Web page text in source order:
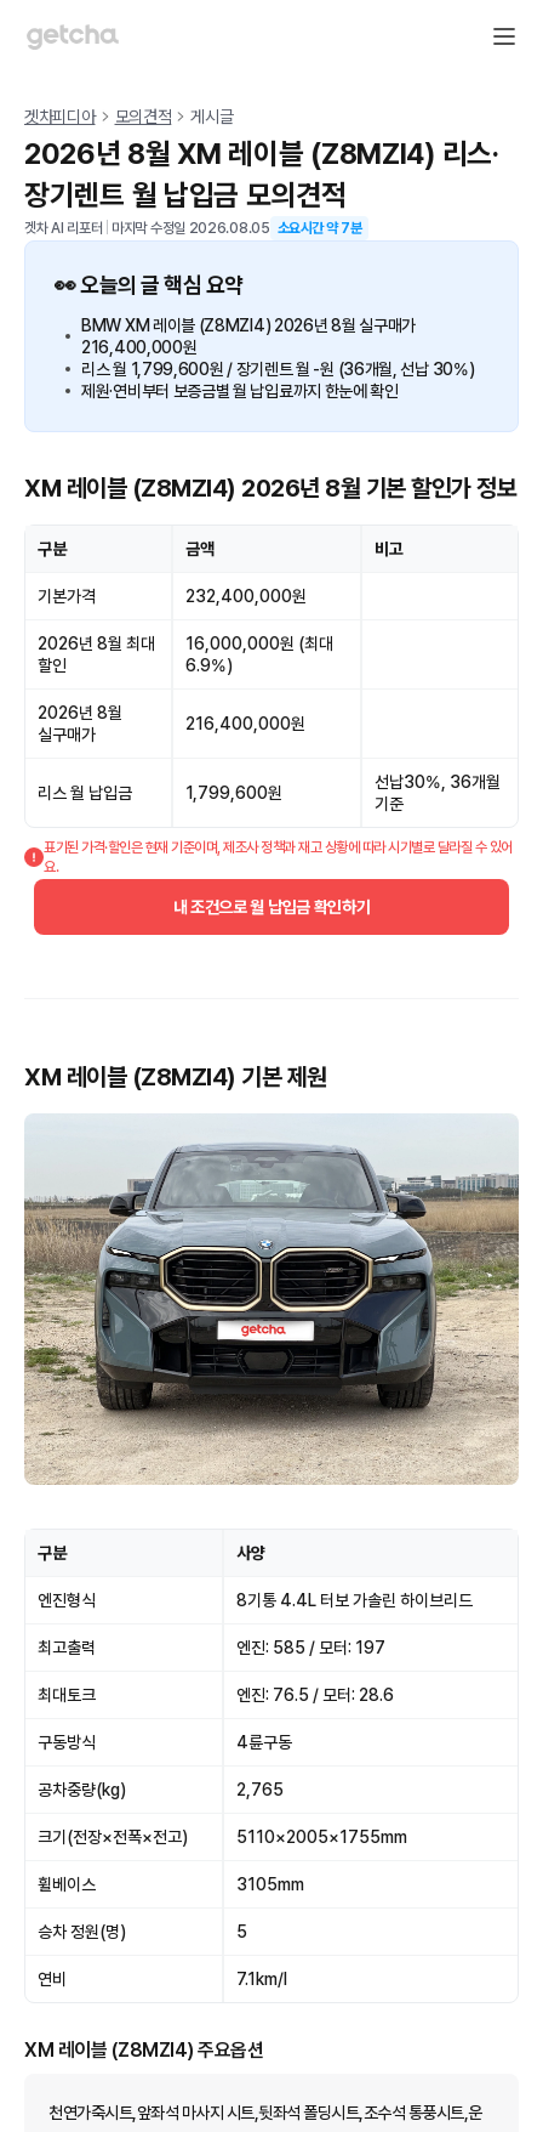
겟차피디아 모의견적 게시글
2026년 8월 XM 레이블 (Z8MZI4) 리스·
장기렌트 월 납입금 모의견적
겟차 AI 리포터 마지막 수정일 2026.08.05 소요시간 약7분
👀 오늘의 글 핵심 요약
BMW XM 레이블 (Z8MZI4) 2026년 8월 실구매가
216,400,000원
리스 월 1,799,600원 / 장기렌트 월 -원 (36개월, 선납 30%)
제원·연비부터 보증금별 월 납입료까지 한눈에 확인
XM 레이블 (Z8MZI4) 2026년 8월 기본 할인가 정보
구분 금액 비고
기본가격 232,400,000원
2026년 8월 최대
할인
16,000,000원 (최대
6.9%)
2026년 8월
실구매가
216,400,000원
리스 월 납입금 1,799,600원
선납30%, 36개월
기준
표기된 가격·할인은 현재 기준이며, 제조사 정책과 재고 상황에 따라 시기별로 달라질 수 있어
요.
내 조건으로 월 납입금 확인하기
XM 레이블 (Z8MZI4) 기본 제원
구분 사양
엔진형식 8기통 4.4L 터보 가솔린 하이브리드
최고출력 엔진: 585 / 모터: 197
최대토크 엔진: 76.5 / 모터: 28.6
구동방식 4륜구동
공차중량(kg) 2,765
크기(전장×전폭×전고) 5110×2005×1755mm
휠베이스 3105mm
승차 정원(명) 5
연비 7.1km/l
XM 레이블 (Z8MZI4) 주요옵션
천연가죽시트,앞좌석 마사지 시트,뒷좌석 폴딩시트,조수석 통풍시트,운